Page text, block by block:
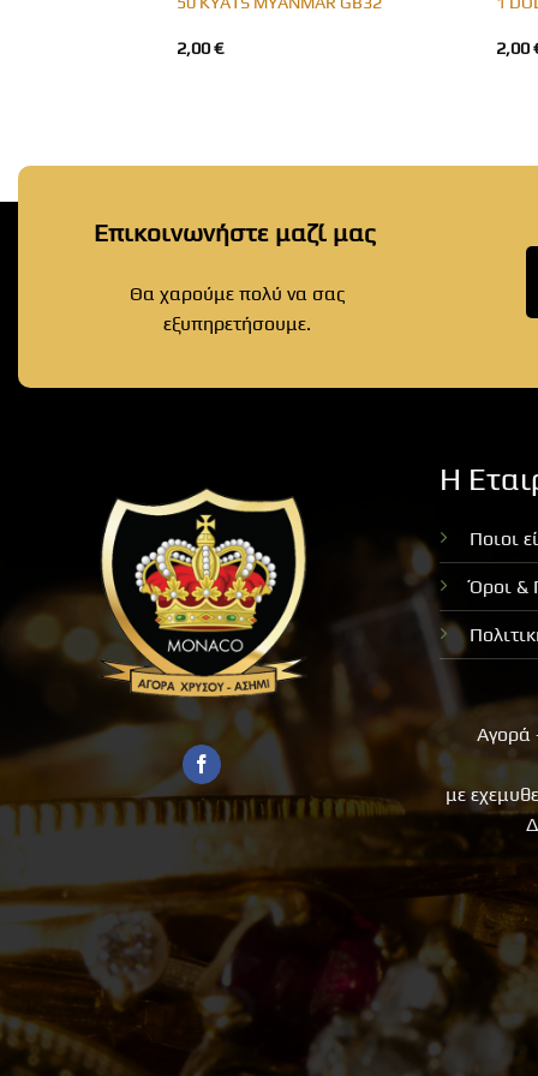
2,00€ 2,00
Επικοινωνήστε μαζί μας
Θα χαρούμε πολύ να σας
εξυπηρετήσουμε.
Η
Ποιοι
Όροι &
Αγορά
με